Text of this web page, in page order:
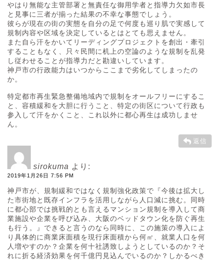
やはり無能な主管部署と無責任な御用学者と指導力欠如市長
と見事に三者が揃った結果の不幸な事態でしょう。
彼らが現在の街の実態を自分の足で何度も巡り肌で実感して
規制内容や区域を決定しているとはとても思えません。
また自ら汗をかいてリーディングプロジェクトを創出・牽引
することもなく、只々民間に机上の空論のような規制を乱発
し従わせることが指導力だと勘違いしています。
神戸市の行政能力はいつからここまで劣化してしまったの
か。
特定都市再生緊急整備地域内で規制をオールフリーにするこ
と、容積緩和を大胆に行うこと、特定の街区について行政も
参入して汗をかくこと、これ以外に都心再生は成功しませ
ん。
返信
sirokuma より:
2019年1月26日 7:56 PM
神戸市が、規制緩和ではなく規制強化政策で『今後は拡大し
た市街地と既存インフラを活用しながら人口減に挑む。同時
に都心部では挑戦的とも言えるマンション規制を導入して商
業施設や企業を呼び込み、大阪のベッドタウン化を防ぐ再生
も行う。』できると言うのなら同時に、この施策の導入によ
り具体的に商業床面積を現行床面積から何㎡、就業人口を何
人増やすのか？企業を何十社誘致しようとしているのか？そ
れに折る経済効果を何千億円見込んでいるのか？しかるべき